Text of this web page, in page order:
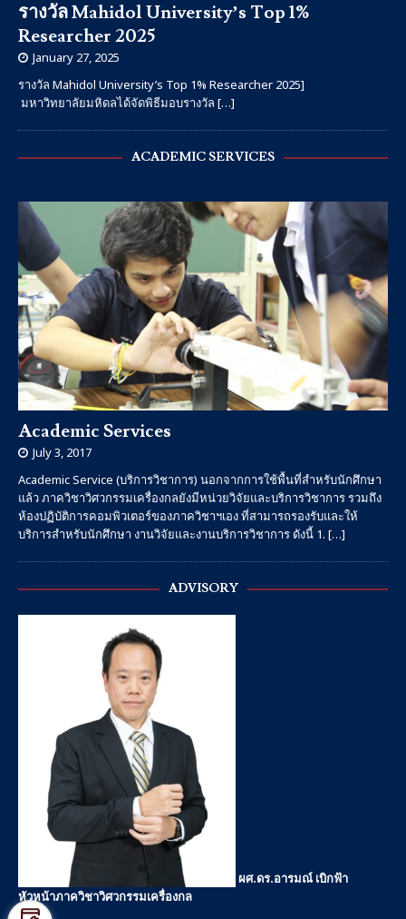
รางวัล Mahidol University’s Top 1%
Researcher 2025
January 27, 2025
รางวัล Mahidol University’s Top 1% Researcher 2025]
มหาวิทยาลัยมหิดลได้จัดพิธีมอบรางวัล […]
ACADEMIC SERVICES
Academic Services
July 3, 2017
Academic Service (บริการวิชาการ) นอกจากการใช้พื้นที่สำหรับนักศึกษา
แล้ว ภาควิชาวิศวกรรมเครื่องกลยังมีหน่วยวิจัยและบริการวิชาการ รวมถึง
ห้องปฏิบัติการคอมพิวเตอร์ของภาควิชาฯเอง ที่สามารถรองรับและให้
บริการสำหรับนักศึกษา งานวิจัยและงานบริการวิชาการ ดังนี้ 1. […]
ADVISORY
ผศ.ดร.อารมณ์ เบิกฟ้า
หัวหน้าภาควิชาวิศวกรรมเครื่องกล